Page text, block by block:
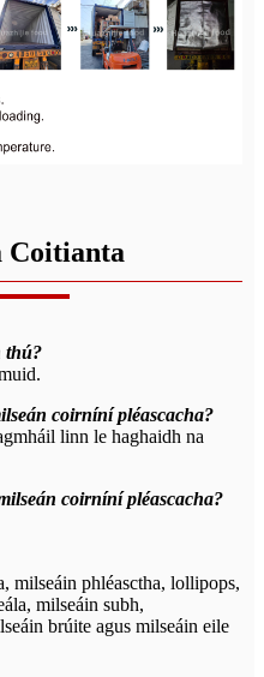
Coitianta
thú?
coirníní pléascacha?
linn le haghaidh na
coirníní pléascacha?
milseáin phléasctha, lollipops,
milseáin subh,
brúite agus milseáin eile